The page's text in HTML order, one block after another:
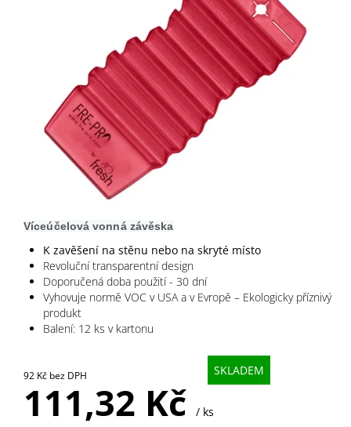
Víceúčelová vonná závěska
K zavěšení na stěnu nebo na skryté místo
Revoluční transparentní design
Doporučená doba použití - 30 dní
Vyhovuje normě VOC v USA a v Evropě – Ekologicky příznivý
produkt
Balení: 12 ks v kartonu
92 Kč bez DPH SKLADEM
111,32 Kč / ks